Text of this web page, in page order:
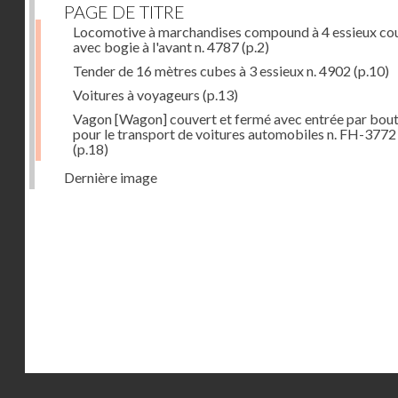
PAGE DE TITRE
Locomotive à marchandises compound à 4 essieux
avec bogie à l'avant n. 4787(p.2)
Tender de 16 mètres cubes à 3 essieux n. 4902 (p.10)
Voitures à voyageurs (p.13)
Vagon [Wagon] couvert et fermé avec entrée par
pour le transport de voitures automobiles n. FH-3772
(p.18)
Dernière image